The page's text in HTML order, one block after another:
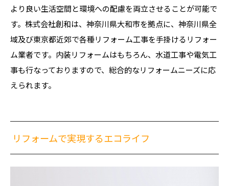
より良い生活空間と環境への配慮を両立させることが可能で
す。株式会社創和は、神奈川県大和市を拠点に、神奈川県全
域及び東京都近郊で各種リフォーム工事を手掛けるリフォー
ム業者です。内装リフォームはもちろん、水道工事や電気工
事も行なっておりますので、総合的なリフォームニーズに応
えられます。
リフォームで実現するエコライフ